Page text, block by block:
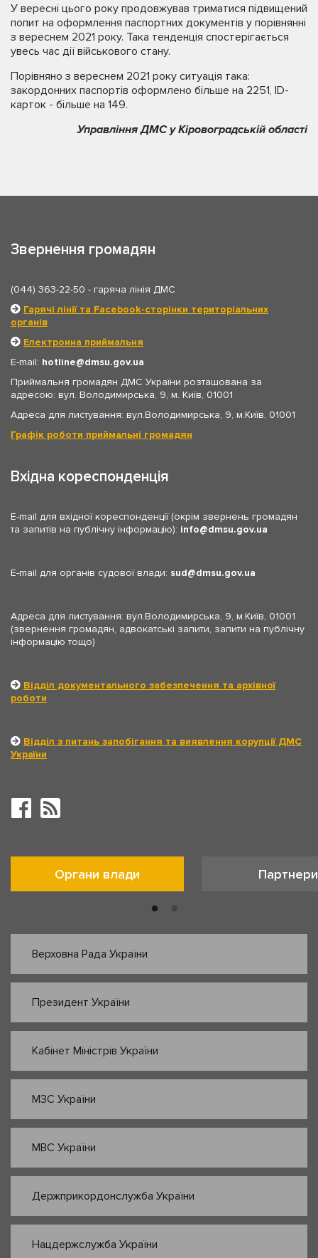
У вересні цього року продовжував триматися підвищений
попит на оформлення паспортних документів у порівнянні
з вереснем 2021 року. Така тенденція спостерігається
увесь час дії військового стану.
Порівняно з вереснем 2021 року ситуація така:
закордонних паспортів оформлено більше на 2251, ID-
карток - більше на 149.
Управління ДМС у Кіровоградській області
Звернення громадян
(044) 363-22-50 - гаряча лінія ДМС
Гарячі лінії та Facebook-сторінки територіальних
органів
Електронна приймальня
E-mail: hotline
dmsu.gov.ua
Приймальня громадян ДМС України розташована за
адресою: вул. Володимирська, 9, м. Київ, 01001
Адреса для листування: вул.Володимирська, 9, м.Київ, 01001
Графік роботи приймальні громадян
Вхідна кореспонденція
E-mail для вхідної кореспонденції (окрім звернень громадян
та запитів на публічну інформацію): info dmsu.gov.ua
E-mail для органів судової влади: sud dmsu.gov.ua
Адреса для листування: вул.Володимирська, 9, м.Київ, 01001
(звернення громадян, адвокатські запити, запити на публічну
інформацію тощо)
Відділ документального забезпечення та архівної
роботи
Відділ з питань запобігання та виявлення корупції ДМС
України
Органи влади Партнери
Верховна Рада України
Президент України
Кабінет Міністрів України
МЗС України
МВС України
Держприкордонслужба України
Нацдержслужба України